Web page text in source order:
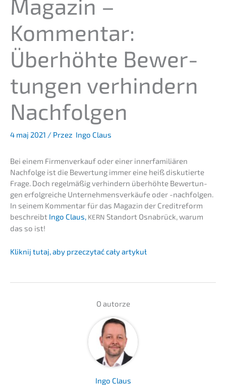
Magazin –
Kommen­tar:
Überhöh­te Bewer­
tun­gen verhin­dern
Nachfolgen
4 maj 2021 / Przez Ingo Claus
Bei einem Firmen­ver­kauf oder einer inner­fa­mi­liä­ren
Nachfol­ge ist die Bewer­tung immer eine heiß disku­tier­te
Frage. Doch regel­mä­ßig verhin­dern überhöh­te Bewer­tun­
gen erfolg­rei­che Unter­neh­mens­ver­käu­fe oder -nachfol­gen.
In seinem Kommen­tar für das Magazin der Credit­re­form
beschreibt Ingo Claus, KERN Stand­ort Osnabrück, warum
das so ist!
Kliknij tutaj, aby przec­zy­tać cały artykuł
O autor­ze
Ingo Claus